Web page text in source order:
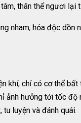
thân thể ngươi lại
nham, hỏa độc
khí, chỉ có cơ thể
ảnh hưởng tới tốc
luyện và đánh quái.